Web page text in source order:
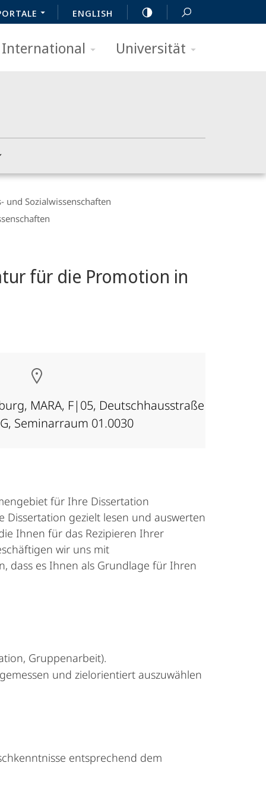
ENGLISH
International Universität
und Sozialwissenschaften
für die Promotion in
MARA, F|05, Deutschhausstraße
Seminarraum 01.0030
für Ihre Dissertation
Dissertation gezielt lesen und auswerten
Ihnen für das Rezipieren Ihrer
wir uns mit
dass es Ihnen als Grundlage für Ihren
Gruppenarbeit).
und zielorientiert auszuwählen
entsprechend dem